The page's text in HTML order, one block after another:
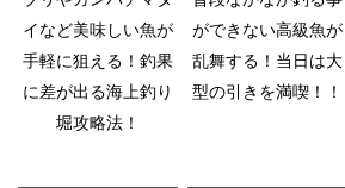
イなど美味しい魚が
手軽に狙える！釣果
に差が出る海上釣り
堀攻略法！
ができない高級魚が
乱舞する！当日は大
型の引きを満喫！ ！